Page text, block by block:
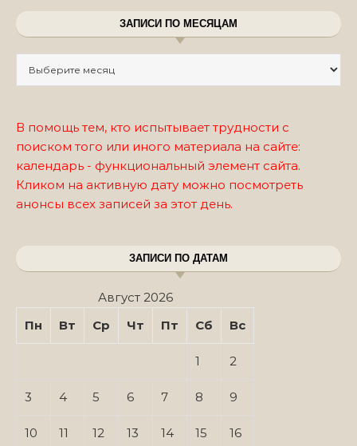
ЗАПИСИ ПО МЕСЯЦАМ
В помощь тем, кто испытывает трудности с
поиском того или иного материала на сайте:
календарь - функциональный элемент сайта.
Кликом на активную дату можно посмотреть
анонсы всех записей за этот день.
ЗАПИСИ ПО ДАТАМ
Август 2026
Пн
Вт Ср Чт Пт Сб Вс
1 2
3 4 5 6 7 8 9
10 11 12 13 14 15 16